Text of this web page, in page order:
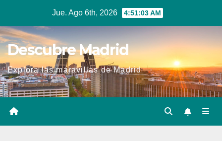
contenido
Jue. Ago 6th, 2026 4:51:04 AM
Descubre Madrid
Explora las maravillas de Madrid